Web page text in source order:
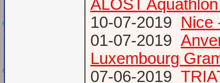
ALOST
10-07-2019 Nice
01-07-2019
Luxembourg
07-06-2019